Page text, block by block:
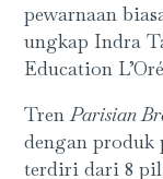
pewarnaan
ungkap Indra
Education
TrenParisian
dengan produk
terdiri dari 8